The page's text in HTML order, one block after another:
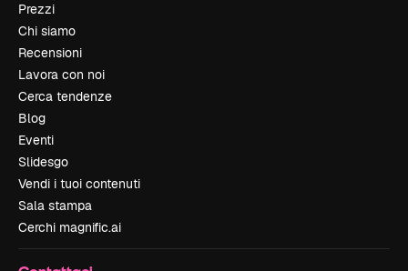
Prezzi
Chi siamo
Recensioni
Lavora con noi
Cerca tendenze
Blog
Eventi
Slidesgo
Vendi i tuoi contenuti
Sala stampa
Cerchi magnific.ai